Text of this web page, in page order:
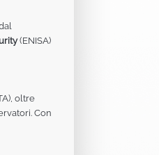
(ENISA)
oltre
Con